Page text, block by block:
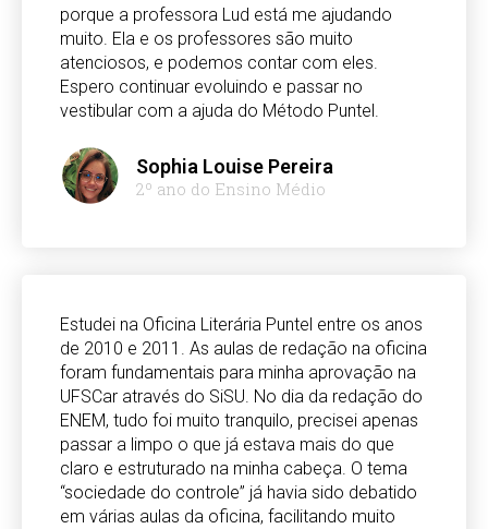
porque a professora Lud está me ajudando
muito. Ela e os professores são muito
atenciosos, e podemos contar com eles.
Espero continuar evoluindo e passar no
vestibular com a ajuda do Método Puntel.
Sophia Louise Pereira
2º ano do Ensino Médio
Estudei na Oficina Literária Puntel entre os anos
de 2010 e 2011. As aulas de redação na oficina
foram fundamentais para minha aprovação na
UFSCar através do SiSU. No dia da redação do
ENEM, tudo foi muito tranquilo, precisei apenas
passar a limpo o que já estava mais do que
claro e estruturado na minha cabeça. O tema
“sociedade do controle” já havia sido debatido
em várias aulas da oficina, facilitando muito